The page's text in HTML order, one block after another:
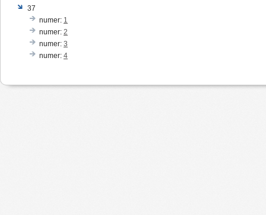
37
numer: 1
numer: 2
numer: 3
numer: 4